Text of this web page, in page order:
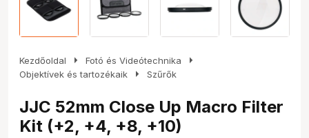
Kezdőoldal arrow_right Fotó és Videótechnika arrow_right
Objektívek és tartozékaik arrow_right Szűrők
JJC 52mm Close Up Macro Filter
Kit (+2, +4, +8, +10)